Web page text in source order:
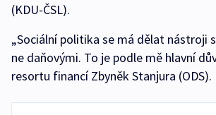
(KDU-ČSL).
„Sociální politika se má dělat nástroji
ne daňovými. To je podle mě hlavní
resortu financí Zbyněk Stanjura (ODS).